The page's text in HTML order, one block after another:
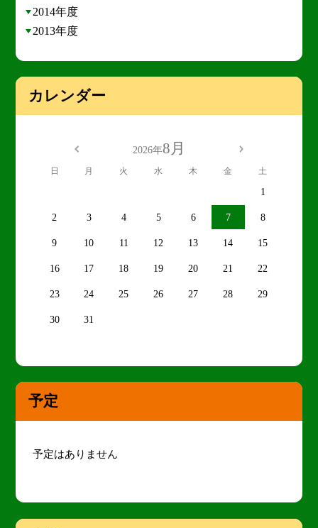
2014年度
2013年度
カレンダー
2026年8月
日 月 火 水 木 金 土
1
2 3 4 5 6 7 8
9 10 11 12 13 14 15
16 17 18 19 20 21 22
23 24 25 26 27 28 29
30 31
予定
予定はありません